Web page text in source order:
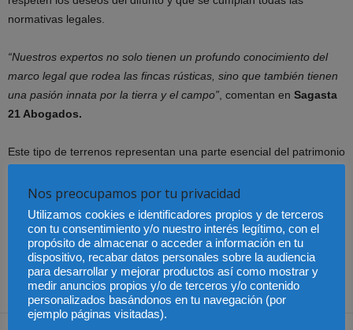
normativas legales.
“Nuestros expertos no solo tienen un profundo conocimiento del
marco legal que rodea las fincas rústicas, sino que también tienen
una pasión innata por la tierra y el campo”, comentan en Sagasta
21 Abogados.
Este tipo de terrenos representan una parte esencial del patrimonio
administración pueden ser complejas debido a la multitud de
aspectos legales involucrados. Contar con un abogado especialista
es fundamental para asegurar que todas las transacciones y
gestiones se realicen de manera correcta y conforme a la ley,
protegiendo así los intereses de los propietarios y garantizando el
uso sostenible y eficiente de estas valiosas propiedades.
Nos preocupamos por tu privacidad
Utilizamos cookies e identificadores propios y de terceros
con tu consentimiento y/o nuestro interés legítimo, con el
propósito de almacenar o acceder a información en tu
dispositivo, recabar datos personales sobre la audiencia
para desarrollar y mejorar productos así como mostrar y
medir anuncios propios y/o de terceros y/o contenido
personalizados basándonos en tu navegación (por
ejemplo páginas visitadas).